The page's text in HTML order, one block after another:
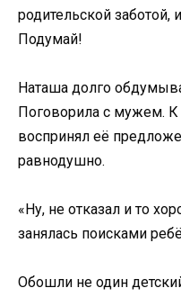
родительской заботой,
Подумай!
Наташа долго
Поговорила с мужем.
воспринял её
равнодушно.
«Ну, не отказал и то
занялась поисками
Обошли не один